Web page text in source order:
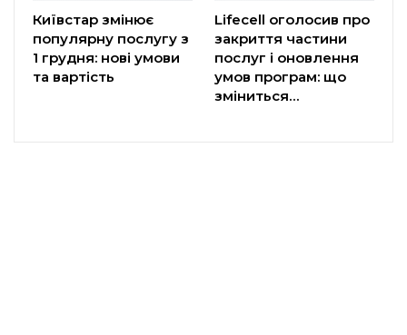
Київстар змінює
популярну послугу з
1 грудня: нові умови
та вартість
Lifecell оголосив про
закриття частини
послуг і оновлення
умов програм: що
зміниться…